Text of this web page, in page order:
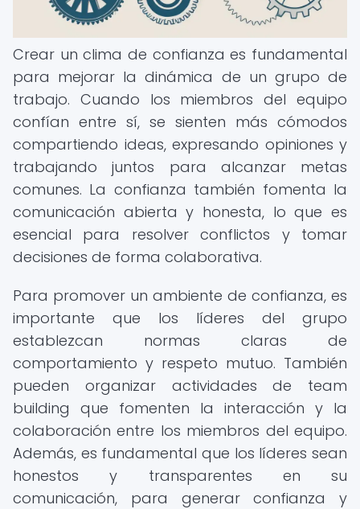
Crear un clima de confianza es fundamental
para mejorar la dinámica de un grupo de
trabajo. Cuando los miembros del equipo
confían entre sí, se sienten más cómodos
compartiendo ideas, expresando opiniones y
trabajando juntos para alcanzar metas
comunes. La confianza también fomenta la
comunicación abierta y honesta, lo que es
esencial para resolver conflictos y tomar
decisiones de forma colaborativa.
Para promover un ambiente de confianza, es
importante que los líderes del grupo
establezcan normas claras de
comportamiento y respeto mutuo. También
pueden organizar actividades de team
building que fomenten la interacción y la
colaboración entre los miembros del equipo.
Además, es fundamental que los líderes sean
honestos y transparentes en su
comunicación, para generar confianza y